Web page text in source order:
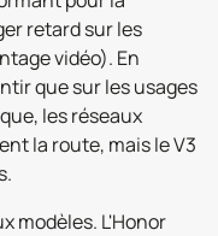
retard sur les
vidéo). En
que sur les usages
les réseaux
la route, mais le V3
modèles. L'Honor